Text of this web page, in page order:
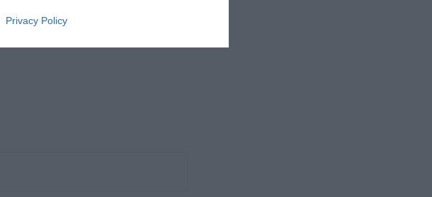
Privacy Policy